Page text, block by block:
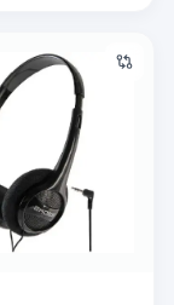
Black